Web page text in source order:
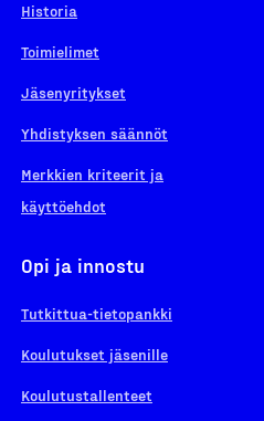
Historia
Toimielimet
Jäsenyritykset
Yhdistyksen säännöt
Merkkien kriteerit ja
käyttöehdot
Opi ja innostu
Tutkittua-tietopankki
Koulutukset jäsenille
Koulutustallenteet